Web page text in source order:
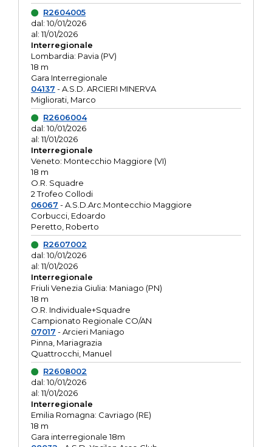
R2604005
dal: 10/01/2026
al: 11/01/2026
Interregionale
Lombardia: Pavia (PV)
18 m
Gara Interregionale
04137 - A.S.D. ARCIERI MINERVA
Migliorati, Marco
R2606004
dal: 10/01/2026
al: 11/01/2026
Interregionale
Veneto: Montecchio Maggiore (VI)
18 m
O.R. Squadre
2 Trofeo Collodi
06067 - A.S.D.Arc.Montecchio Maggiore
Corbucci, Edoardo
Peretto, Roberto
R2607002
dal: 10/01/2026
al: 11/01/2026
Interregionale
Friuli Venezia Giulia: Maniago (PN)
18 m
O.R. Individuale+Squadre
Campionato Regionale CO/AN
07017 - Arcieri Maniago
Pinna, Mariagrazia
Quattrocchi, Manuel
R2608002
dal: 10/01/2026
al: 11/01/2026
Interregionale
Emilia Romagna: Cavriago (RE)
18 m
Gara interregionale 18m